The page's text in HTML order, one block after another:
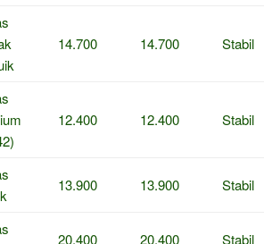
14.700 14.700 Stabil
12.400 12.400 Stabil
13.900 13.900 Stabil
20.400 20.400 Stabil